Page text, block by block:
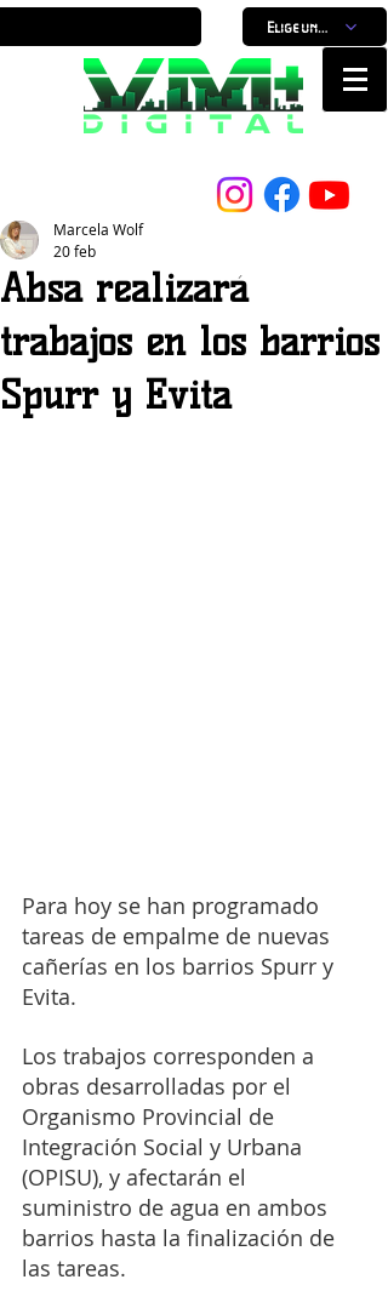
Elige un horario
Absa realizará
trabajos en los barrios
Spurr y Evita
Marcela Wolf
20 feb
Para hoy se han programado
tareas de empalme de nuevas
cañerías en los barrios Spurr y
Evita.
Los trabajos corresponden a
obras desarrolladas por el
Organismo Provincial de
Integración Social y Urbana
(OPISU), y afectarán el
suministro de agua en ambos
barrios hasta la finalización de
las tareas.